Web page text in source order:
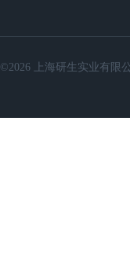
©2026 上海研生实业有限